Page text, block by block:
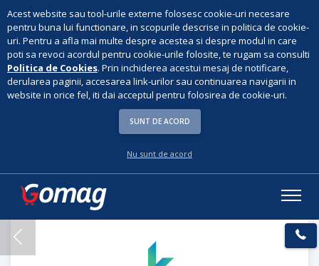
Acest website sau tool-urile externe folosesc cookie-uri necesare
pentru buna lui functionare, in scopurile descrise in politica de cookie-
uri. Pentru a afla mai multe despre acestea si despre modul in care
poti sa revoci acordul pentru cookie-urile folosite, te rugam sa consulti
Politica de Cookies. Prin inchiderea acestui mesaj de notificare,
derularea paginii, accesarea link-urilor sau continuarea navigarii in
website in orice fel, iti dai acceptul pentru folosirea de cookie-uri.
SUNT DE ACORD
Nu sunt de acord